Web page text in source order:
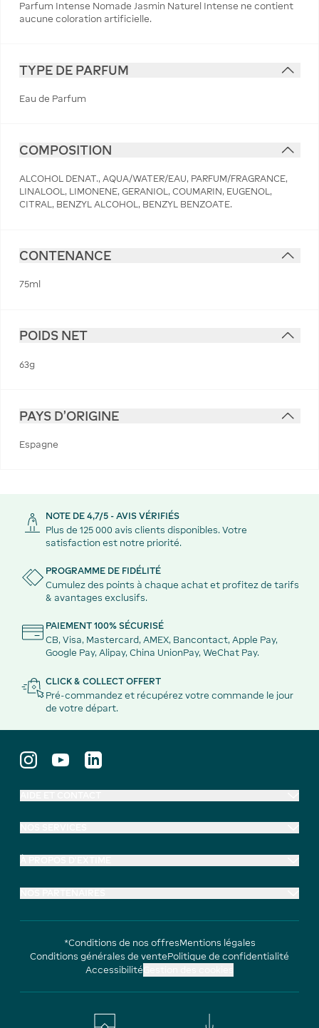
Parfum Intense Nomade Jasmin Naturel Intense ne contient
aucune coloration artificielle.
TYPE DE PARFUM
Eau de Parfum
COMPOSITION
ALCOHOL DENAT., AQUA/WATER/EAU, PARFUM/FRAGRANCE,
LINALOOL, LIMONENE, GERANIOL, COUMARIN, EUGENOL,
CITRAL, BENZYL ALCOHOL, BENZYL BENZOATE.
CONTENANCE
75ml
POIDS NET
63g
PAYS D'ORIGINE
Espagne
NOTE DE 4,7/5 - AVIS VÉRIFIÉS
Plus de 125 000 avis clients disponibles. Votre
satisfaction est notre priorité.
PROGRAMME DE FIDÉLITÉ
Cumulez des points à chaque achat et profitez de tarifs
& avantages exclusifs.
PAIEMENT 100% SÉCURISÉ
CB, Visa, Mastercard, AMEX, Bancontact, Apple Pay,
Google Pay, Alipay, China UnionPay, WeChat Pay.
CLICK & COLLECT OFFERT
Pré-commandez et récupérez votre commande le jour
de votre départ.
*Conditions de nos offresMentions légales
Conditions générales de ventePolitique de confidentialité
Accessibilité